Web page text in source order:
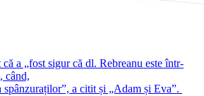
a „fost sigur că dl. Rebreanu este într-
când,
spânzuraților”, a citit și „Adam și Eva”.